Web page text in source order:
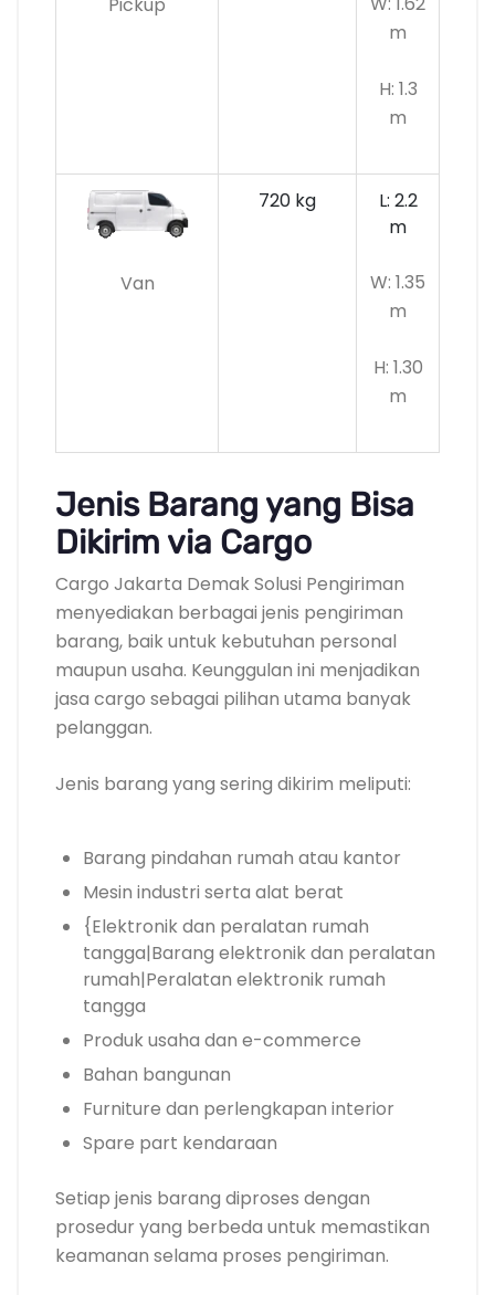
m
H: 1.3
m
Van
720 kg
L: 2.2
m
W: 1.35
m
H: 1.30
m
Jenis Barang yang Bisa
Dikirim via Cargo
Cargo Jakarta Demak Solusi Pengiriman
menyediakan berbagai jenis pengiriman
barang, baik untuk kebutuhan personal
maupun usaha. Keunggulan ini menjadikan
jasa cargo sebagai pilihan utama banyak
pelanggan.
Jenis barang yang sering dikirim meliputi:
Barang pindahan rumah atau kantor
Mesin industri serta alat berat
{Elektronik dan peralatan rumah
tangga|Barang elektronik dan peralatan
rumah|Peralatan elektronik rumah
tangga
Produk usaha dan e-commerce
Bahan bangunan
Furniture dan perlengkapan interior
Spare part kendaraan
Setiap jenis barang diproses dengan
prosedur yang berbeda untuk memastikan
keamanan selama proses pengiriman.